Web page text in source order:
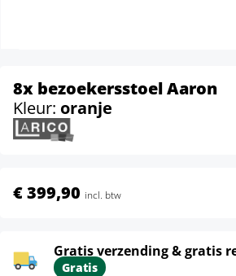
8x bezoekersstoel Aaron
Kleur: oranje
€ 399,90 incl. btw
Gratis verzending & gratis
Gratis